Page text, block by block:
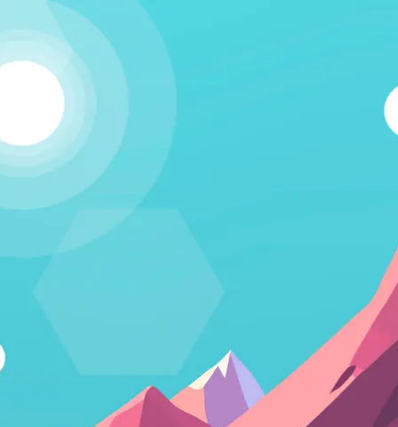
Kapcsolódj!
A Humania rendszerbe Google felhasználói fiókkal lehet
belépni. Fontos számunkra, hogy létező emberek
vegyenek a közösségünkben részt, és ezért nem lehet
csak úgy, tetszőleges e-mail címmel regisztrálni.
Belépés Google fiókkal